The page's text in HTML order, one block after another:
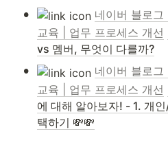
•
네이버 블로
교육 | 업무 프로세스 개선
vs 멤버, 무엇이 다를까?
•
네이버 블로
교육 | 업무 프로세스 개선
에 대해 알아보자! - 1. 개
택하기 💸💸